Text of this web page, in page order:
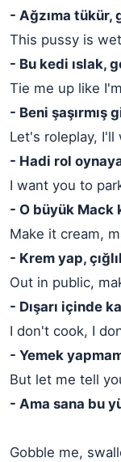
- Ağzıma tükür,
This pussy is
- Bu kedi ıslak,
Tie me up like
- Beni şaşırmış
Let's roleplay, I'll
- Hadi rol
I want you to
- O büyük Mack
Make it cream,
- Krem yap,
Out in public,
- Dışarı içinde
I don't cook, I
- Yemek
But let me tell
- Ama sana bu
Gobble me,